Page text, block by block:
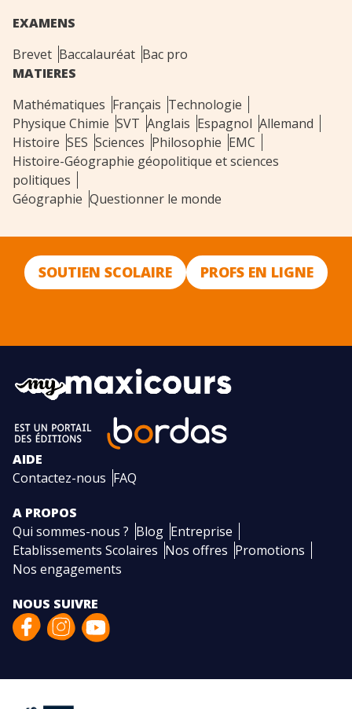
EXAMENS
Brevet Baccalauréat Bac pro
MATIERES
Mathématiques Français Technologie
Physique Chimie SVT Anglais Espagnol Allemand
Histoire SES Sciences Philosophie EMC
Histoire-Géographie géopolitique et sciences
politiques
Géographie Questionner le monde
SOUTIEN SCOLAIRE PROFS EN LIGNE
AIDE
Contactez-nous FAQ
A PROPOS
Qui sommes-nous ? Blog Entreprise
Etablissements Scolaires Nos offres Promotions
Nos engagements
NOUS SUIVRE